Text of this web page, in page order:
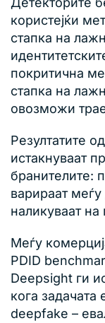
користејќи
стапка на
покритична
стапка на
овозможи
Резултатите
истакнуваат
бранителите:
варираат меѓу
наликуваат
Меѓу
PDID
Deepsight ги
кога задачата
deepfake –